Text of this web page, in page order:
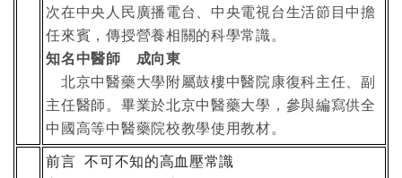
次在中央人民廣播電台、中央電視台生活節目中擔
任來賓，傳授營養相關的科學常識。
知名中醫師 成向東
北京中醫藥大學附屬鼓樓中醫院康復科主任、副
主任醫師。畢業於北京中醫藥大學，參與編寫供全
中國高等中醫藥院校教學使用教材。
前言 不可不知的高血壓常識